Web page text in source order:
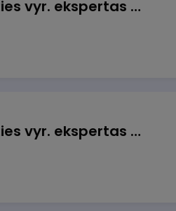
Veiklos užtikrinimo ir atitikties vyr. ekspertas (-ė) (Radviliškis) (Radviliškis, LT)
Veiklos užtikrinimo ir atitikties vyr. ekspertas (-ė) (Kaunas) (Kaunas, LT)